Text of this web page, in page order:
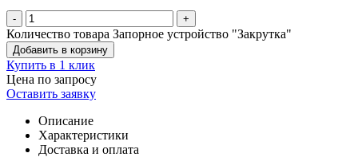
- +
Количество товара Запорное устройство "Закрутка"
Добавить в корзину
Купить в 1 клик
Цена по запросу
Оставить заявку
Описание
Характеристики
Доставка и оплата